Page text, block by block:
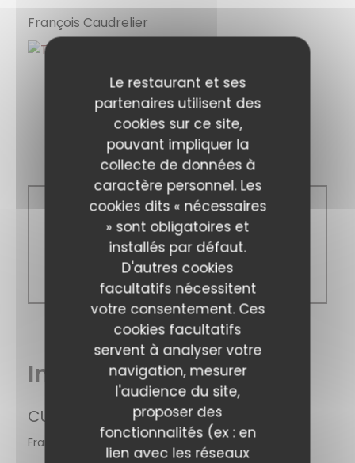
Le restaurant et ses
partenaires utilisent des
cookies sur ce site,
pouvant impliquer la
collecte de données à
caractère personnel. Les
cookies dits « nécessaires
» sont obligatoires et
installés par défaut.
D'autres cookies
facultatifs nécessitent
votre consentement. Ces
cookies facultatifs
servent à analyser votre
navigation, mesurer
l'audience du site,
proposer des
fonctionnalités (ex : en
lien avec les réseaux
François Caudrelier
Horaires
Lun-Dim
Fermé
Infos pratiques
CUISINE
Française Traditionnelle